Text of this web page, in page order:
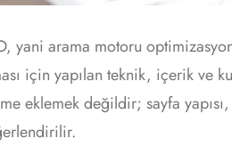
yani arama motoru
için yapılan teknik, içerik ve
eklemek değildir; sayfa